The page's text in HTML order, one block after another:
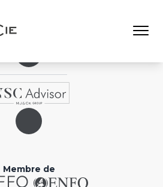
Ouvrir
MJ&Cie
Membre de